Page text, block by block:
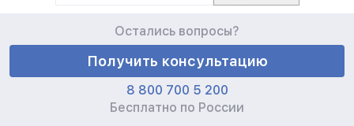
Остались вопросы?
Получить консультацию
8 800 700 5 200
Бесплатно по России